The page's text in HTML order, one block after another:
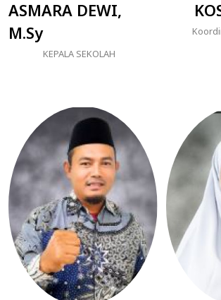
ASMARA DEWI,
M.Sy
KEPALA SEKOLAH